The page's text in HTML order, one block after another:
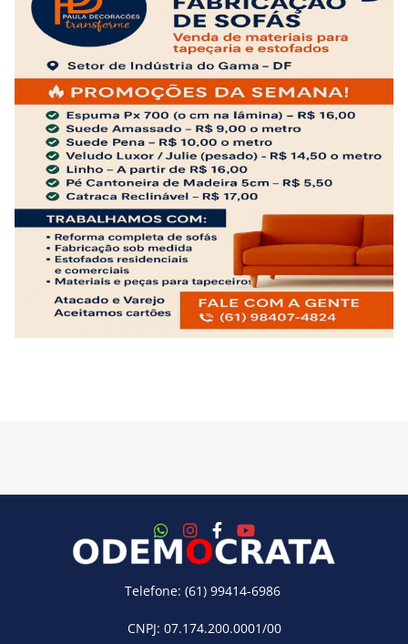
Telefone: (61) 99414-6986
CNPJ: 07.174.200.0001/00